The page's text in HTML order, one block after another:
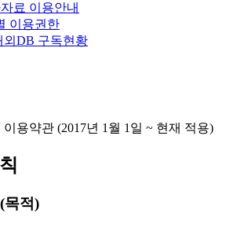
료 이용안내
이용권한
외DB 구독현황
용약관 (2017년 1월 1일 ~ 현재 적용)
목적)